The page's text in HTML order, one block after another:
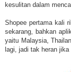
kesulitan dalam
Shopee pertama kali
sekarang, bahkan
yaitu Malaysia,
lagi, jadi tak heran jika